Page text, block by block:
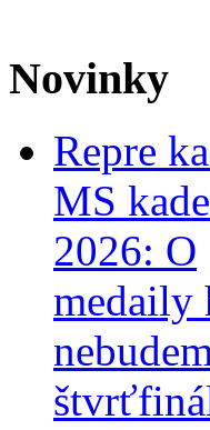
Novinky
Repre
MS
2026: O
medaily